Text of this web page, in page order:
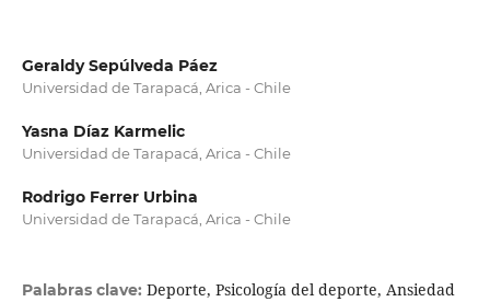
Geraldy Sepúlveda Páez
Universidad de Tarapacá, Arica - Chile
Yasna Díaz Karmelic
Universidad de Tarapacá, Arica - Chile
Rodrigo Ferrer Urbina
Universidad de Tarapacá, Arica - Chile
Palabras clave: Deporte, Psicología del deporte, Ansiedad